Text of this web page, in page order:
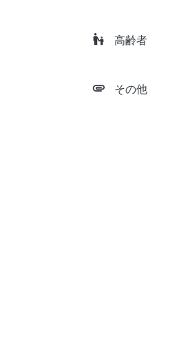
escalator_warning 高齢者
attachment その他